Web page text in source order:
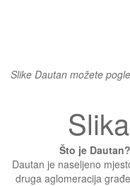
Slike Dautan možete
Što je
Dautan je naseljeno
druga aglomeracija